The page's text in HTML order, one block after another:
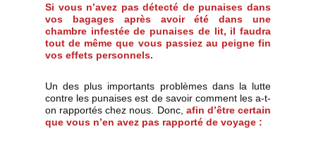
Si vous n’avez pas détecté de punaises dans
vos bagages après avoir été dans une
chambre infestée de punaises de lit, il faudra
tout de même que vous passiez au peigne fin
vos effets personnels.
Un des plus importants problèmes dans la lutte
contre les punaises est de savoir comment les a-t-
on rapportés chez nous. Donc, afin d’être certain
que vous n’en avez pas rapporté de voyage :